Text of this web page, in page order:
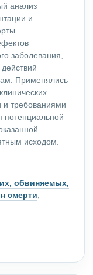
анализ
и
заболевания,
Применялись
и требованиями
потенциальной
исходом.
обвиняемых,
смерти,